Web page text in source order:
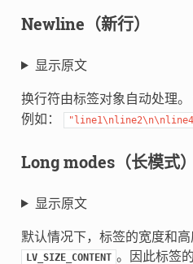
Newline（新行）
显示原文
换行符由标签对象自动处理。
例如：
Long modes（长模式）
显示原文
默认情况下，标签的宽度和
LV_SIZE_CONTENT 。因此标签